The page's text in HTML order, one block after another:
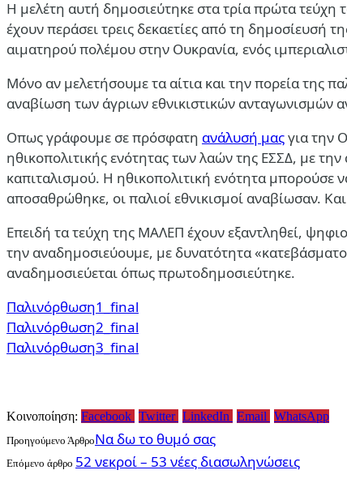
Η μελέτη αυτή δημοσιεύτηκε στα τρία πρώτα
έχουν περάσει τρεις δεκαετίες από τη δημοσίευσή
αιματηρού πολέμου στην Ουκρανία, ενός
Μόνο αν μελετήσουμε τα αίτια και την πορεία της
αναβίωση των άγριων εθνικιστικών ανταγωνισμών
Οπως γράφουμε σε πρόσφατη ανάλυσή μαςγια την
ηθικοπολιτικής ενότητας των λαών της ΕΣΣΔ, με
καπιταλισμού. Η ηθικοπολιτική ενότητα μπορούσε
αποσαθρώθηκε, οι παλιοί εθνικισμοί αναβίωσαν.
Επειδή τα τεύχη της ΜΑΛΕΠ έχουν εξαντληθεί,
την αναδημοσιεύουμε, με δυνατότητα
αναδημοσιεύεται όπως πρωτοδημοσιεύτηκε.
Παλινόρθωση1_final
Παλινόρθωση2_final
Παλινόρθωση3_final
Κοινοποίηση: Facebook Twitter LinkedIn Email WhatsApp
Προηγούμενο ΆρθροΝα δω το θυμό σας
Επόμενο άρθρο 52 νεκροί – 53 νέες διασωληνώσεις